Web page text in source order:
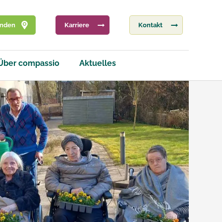
Karriere Kontakt
compassio Aktuelles